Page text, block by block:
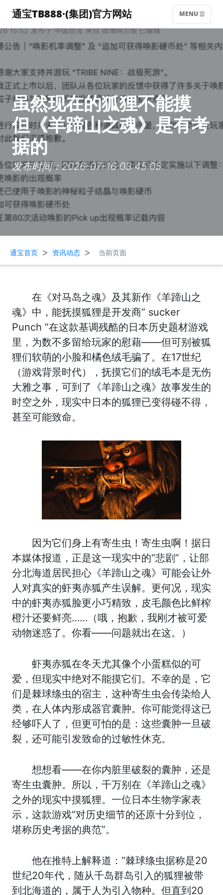
通宝TB888·(集团)官方网站 MENU
虽然现在的狐狸不能摸
但《羊蹄山之魂》是有考
据的
发布时间：2026-07-16 03:45:05
通宝首页 > 资讯动态 > 当前页面
在《对马岛之魂》及其新作《羊蹄山之
魂》中，能抚摸狐狸是开发商“ sucker
Punch ”在这款基调残酷的日本历史题材游戏
里，为数不多留给玩家的慰藉——但可别被狐
狸们软萌的小脸和橘色绒毛骗了。在17世纪
（游戏背景时代），抚摸它们的绒毛本是无伤
大雅之事，可到了《羊蹄山之魂》故事发生的
时空之外，现实中日本的狐狸已变得碰不得，
甚至可能致命。
因为它们身上有寄生虫！寄生虫啊！据日
本媒体报道，正是这一现实中的“悲剧”，让部
分北海道居民担心《羊蹄山之魂》可能会让外
人对真实的虾夷赤狐产生误解。更何况，现实
中的虾夷赤狐脸更小巧精致，皮毛颜色比鲜榨
橙汁还要鲜亮……（哦，抱歉，我刚才被可爱
动物迷惑了。你看——问题就出在这。）
虾夷赤狐在冬天尤其像个小蛋糕似的可
爱，但现实中绝对不能摸它们。不幸的是，它
们是棘球绦虫的宿主，这种寄生虫会传染给人
类，在人体内形成器官囊肿。你可能觉得这已
经够吓人了，但更可怕的是：这些囊肿一旦破
裂，还可能引发致命的过敏性休克。
想想看——在你内脏里破裂的囊肿，还是
寄生虫囊肿。所以，千万别在《羊蹄山之魂》
之外的现实中摸狐狸。一位日本生物学家表
示，这款游戏“对历史细节的还原十分到位，
堪称历史考据的典范”。
他在推特上解释道：“棘球绦虫据称是20
世纪20年代，随从千岛群岛引入的狐狸被带
到北海道的，属于人为引入物种。但直到20